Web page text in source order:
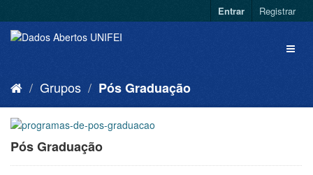
Entrar Registrar
Grupos Pós Graduação
Pós Graduação